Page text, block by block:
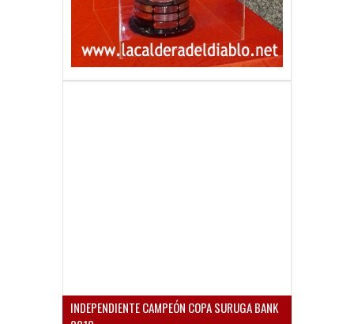
INDEPENDIENTE CAMPEÓN COPA SURUGA BANK